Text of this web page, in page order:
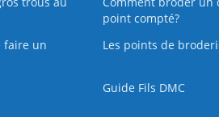
point compté?
faire un
Les points de
Guide Fils DMC